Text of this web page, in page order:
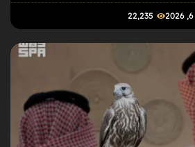
22٬235